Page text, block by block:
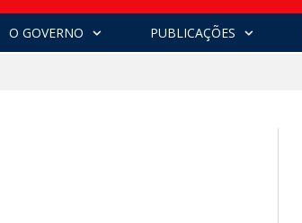
O GOVERNO PUBLICAÇÕES